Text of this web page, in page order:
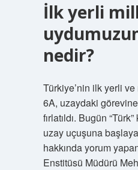
İlk yerli
nedir?
Türkiye’nin ilk yerli
6A, uzaydaki
fırlatıldı. Bugün
uzay uçuşuna
hakkında yorum
Enstitüsü Müdürü